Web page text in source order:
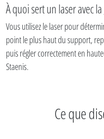
À quoi sert un laser avec
Vous utilisez le laser pour
point le plus haut du support,
puis régler correctement en
Staenis.
Ce que